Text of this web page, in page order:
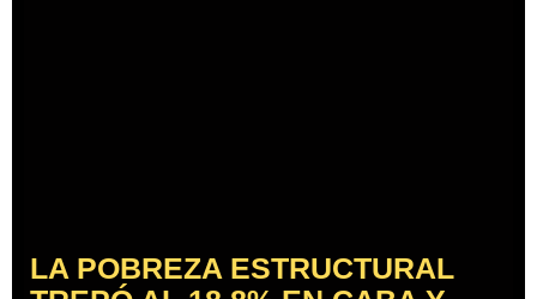
LA POBREZA ESTRUCTURAL